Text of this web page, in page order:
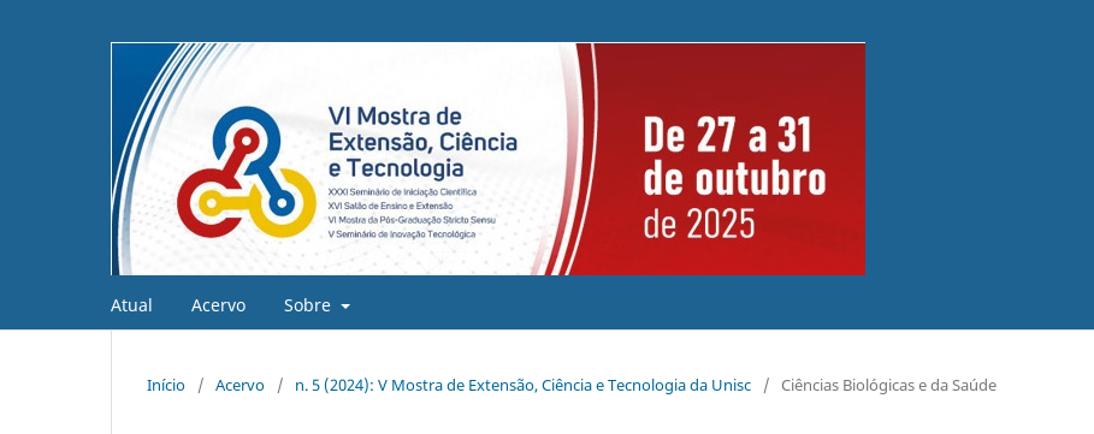
Atual Acervo Sobre
Início / Acervo / n. 5 (2024): V Mostra de Extensão, Ciência e Tecnologia da Unisc / Ciências Biológicas e da Saúde